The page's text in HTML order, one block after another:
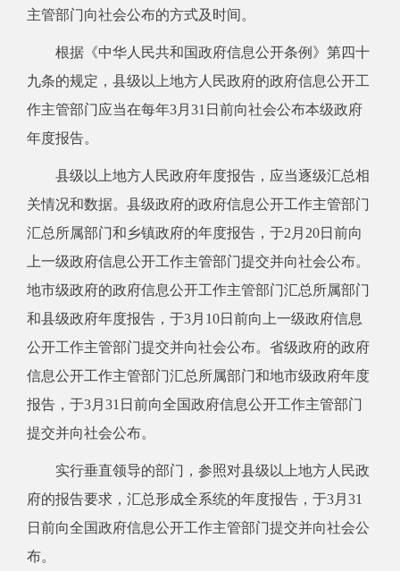
主管部门向社会公布的方式及时间。
根据《中华人民共和国政府信息公开条例》第四十
九条的规定，县级以上地方人民政府的政府信息公开工
作主管部门应当在每年3月31日前向社会公布本级政府
年度报告。
县级以上地方人民政府年度报告，应当逐级汇总相
关情况和数据。县级政府的政府信息公开工作主管部门
汇总所属部门和乡镇政府的年度报告，于2月20日前向
上一级政府信息公开工作主管部门提交并向社会公布。
地市级政府的政府信息公开工作主管部门汇总所属部门
和县级政府年度报告，于3月10日前向上一级政府信息
公开工作主管部门提交并向社会公布。省级政府的政府
信息公开工作主管部门汇总所属部门和地市级政府年度
报告，于3月31日前向全国政府信息公开工作主管部门
提交并向社会公布。
实行垂直领导的部门，参照对县级以上地方人民政
府的报告要求，汇总形成全系统的年度报告，于3月31
日前向全国政府信息公开工作主管部门提交并向社会公
布。